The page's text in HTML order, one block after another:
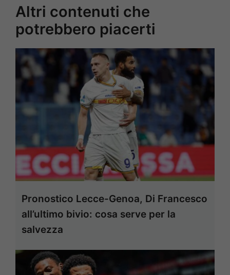
Altri contenuti che
potrebbero piacerti
Pronostico Lecce-Genoa, Di Francesco
all’ultimo bivio: cosa serve per la
salvezza